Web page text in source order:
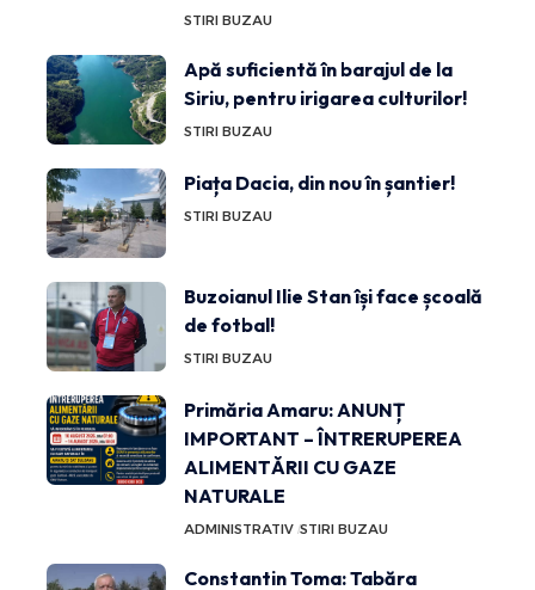
STIRI BUZAU
Apă suficientă în barajul de la
Siriu, pentru irigarea culturilor!
STIRI BUZAU
Piața Dacia, din nou în șantier!
STIRI BUZAU
Buzoianul Ilie Stan își face școală
de fotbal!
STIRI BUZAU
Primăria Amaru: ANUNȚ
IMPORTANT – ÎNTRERUPEREA
ALIMENTĂRII CU GAZE
NATURALE
ADMINISTRATIV STIRI BUZAU
Constantin Toma: Tabăra